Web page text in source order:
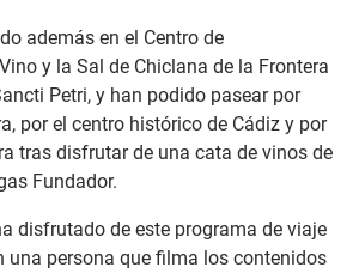
además en el Centro de
y la Sal de Chiclana de la Frontera
Petri, y han podido pasear por
por el centro histórico de Cádiz y por
tras disfrutar de una cata de vinos de
Fundador.
disfrutado de este programa de viaje
una persona que filma los contenidos